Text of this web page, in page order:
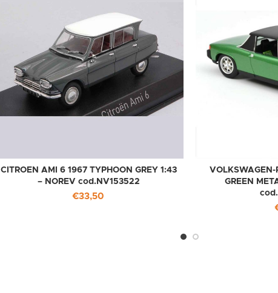
CITROEN AMI 6 1967 TYPHOON GREY 1:43
– NOREV cod.NV153522
€33,50
VOLKSWAGEN-
GREEN